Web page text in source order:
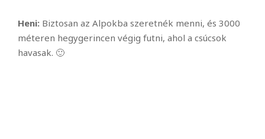
Heni: Biztosan az Alpokba szeretnék menni, és 3000
méteren hegygerincen végig futni, ahol a csúcsok
havasak. 🙂